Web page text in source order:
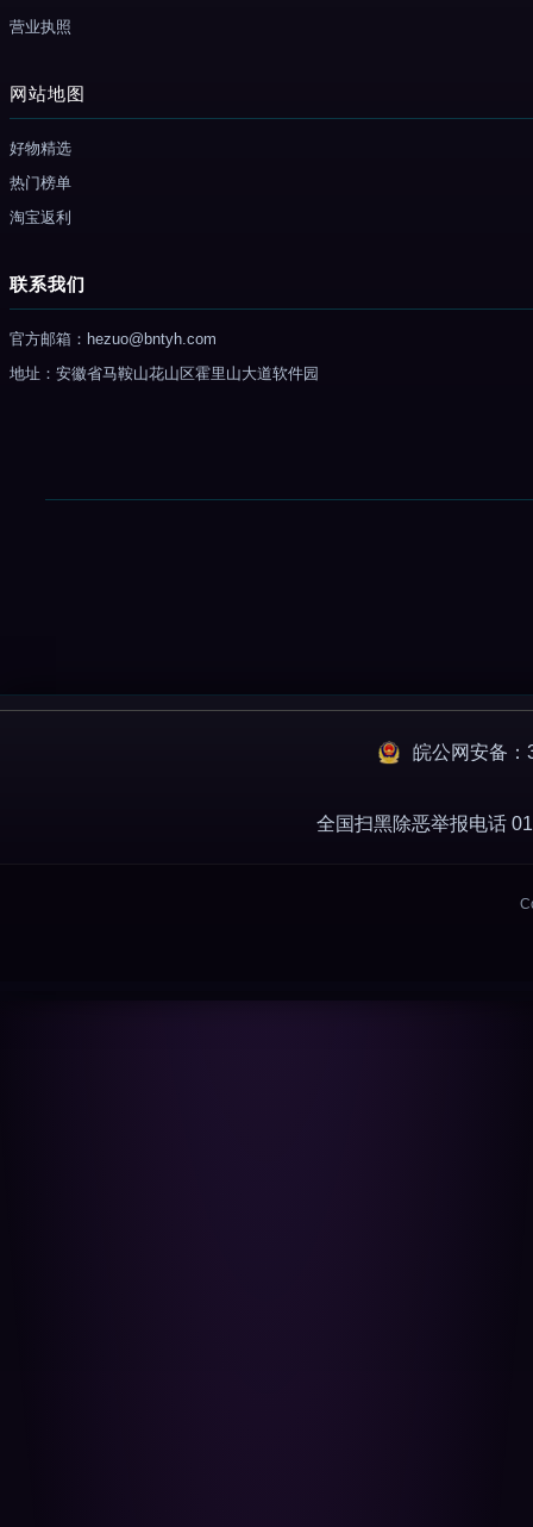
营业执照
网站地图
好物精选
热门榜单
淘宝返利
联系我们
官方邮箱：hezuo@bntyh.com
地址：安徽省马鞍山花山区霍里山大道软件园
皖公网安备
全国扫黑除恶举报电话